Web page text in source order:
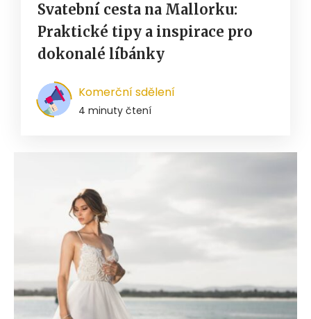
Svatební cesta na Mallorku:
Praktické tipy a inspirace pro
dokonalé líbánky
Komerční sdělení
4 minuty čtení